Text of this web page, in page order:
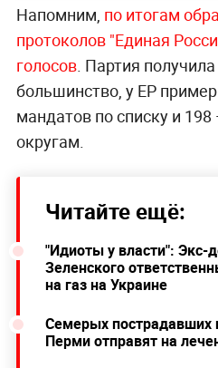
Напомним, по итогам
протоколов "Единая
голосов. Партия
большинство, у ЕР
мандатов по списку и
округам.
Читайте ещё:
"Идиоты у власти": Экс-
Зеленского
на газ на Украине
Семерых пострадавших
Перми отправят на